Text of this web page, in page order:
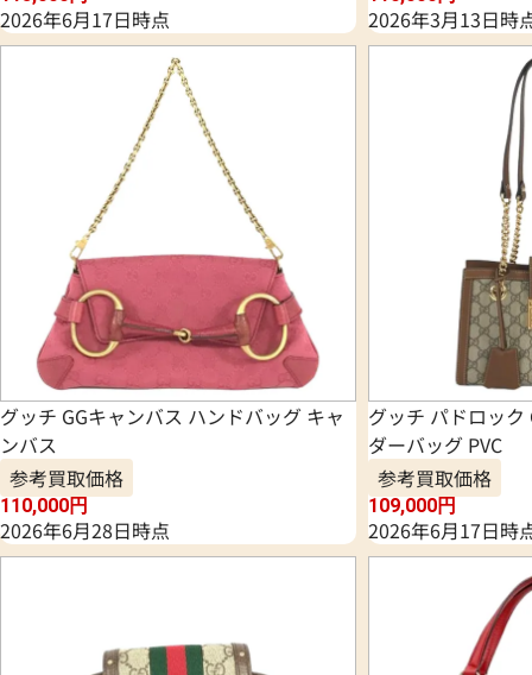
2026年6月17日時点 2026年3月13日時
グッチ GGキャンバス ハンドバッグ キャ
ンバス
参考買取価格
110,000円
2026年6月28日時点
グッチ パドロッ
ダーバッグ PVC
参考買取価格
109,000円
2026年6月17日時